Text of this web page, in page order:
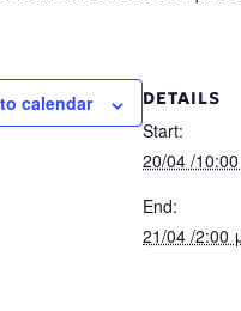
calendar DETAILS
Start:
20/04 /
End:
21/04 /2:00